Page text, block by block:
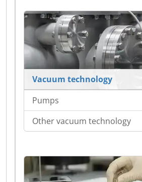
Vacuum technology
Pumps
Other vacuum technology